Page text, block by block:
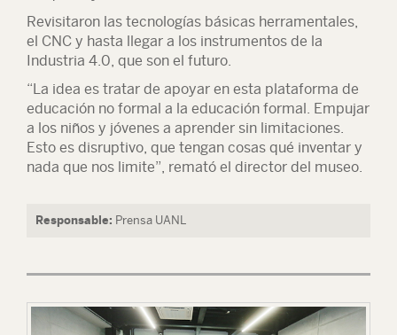
Revisitaron las tecnologías básicas herramentales,
el CNC y hasta llegar a los instrumentos de la
Industria 4.0, que son el futuro.
“La idea es tratar de apoyar en esta plataforma de
educación no formal a la educación formal. Empujar
a los niños y jóvenes a aprender sin limitaciones.
Esto es disruptivo, que tengan cosas qué inventar y
nada que nos limite”, remató el director del museo.
Responsable: Prensa UANL